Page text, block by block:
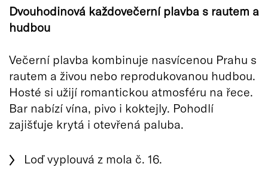
Dvouhodinová každovečerní plavba s rautem a
hudbou
Večerní plavba kombinuje nasvícenou Prahu s
rautem a živou nebo reprodukovanou hudbou.
Hosté si užijí romantickou atmosféru na řece.
Bar nabízí vína, pivo i koktejly. Pohodlí
zajišťuje krytá i otevřená paluba.
Loď vyplouvá z mola č. 16.